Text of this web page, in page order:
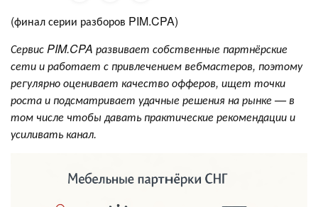
(финал серии разборов PIM.CPA)
Сервис PIM.CPA развивает собственные партнёрские
сети и работает с привлечением вебмастеров, поэтому
регулярно оценивает качество офферов, ищет точки
роста и подсматривает удачные решения на рынке — в
том числе чтобы давать практические рекомендации и
усиливать канал.